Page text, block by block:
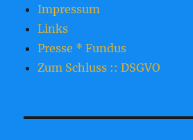
Impressum
Links
Presse * Fundus
Zum Schluss :: DSGVO